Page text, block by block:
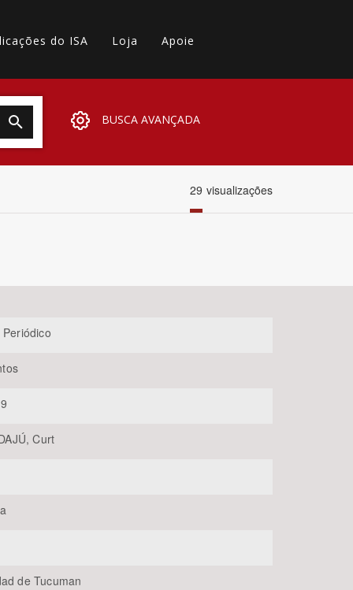
do ISA Loja Apoie
BUSCA AVANÇADA
29 visualizações
Curt
de Tucuman